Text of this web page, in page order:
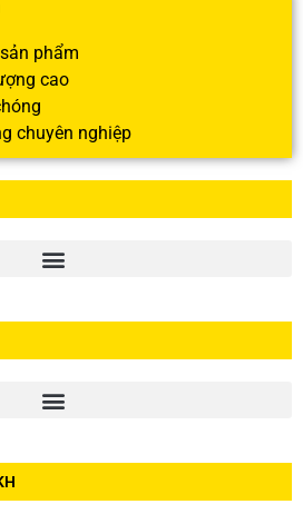
phẩm
cao
chuyên nghiệp